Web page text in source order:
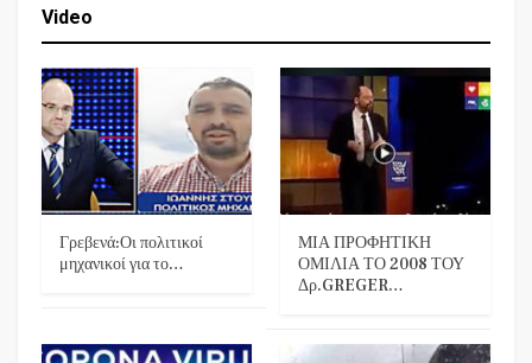
Video
Γρεβενά:Οι πολιτικοί
μηχανικοί για το…
ΜΙΑ ΠΡΟΦΗΤΙΚΗ
ΟΜΙΛΙΑ ΤΟ 2008 ΤΟΥ
Δρ.GREGER…